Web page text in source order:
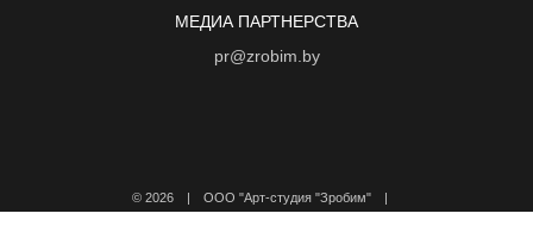
МЕДИА ПАРТНЕРСТВА
pr@zrobim.by
© 2026 | ООО "Арт-студия "Зробим" |